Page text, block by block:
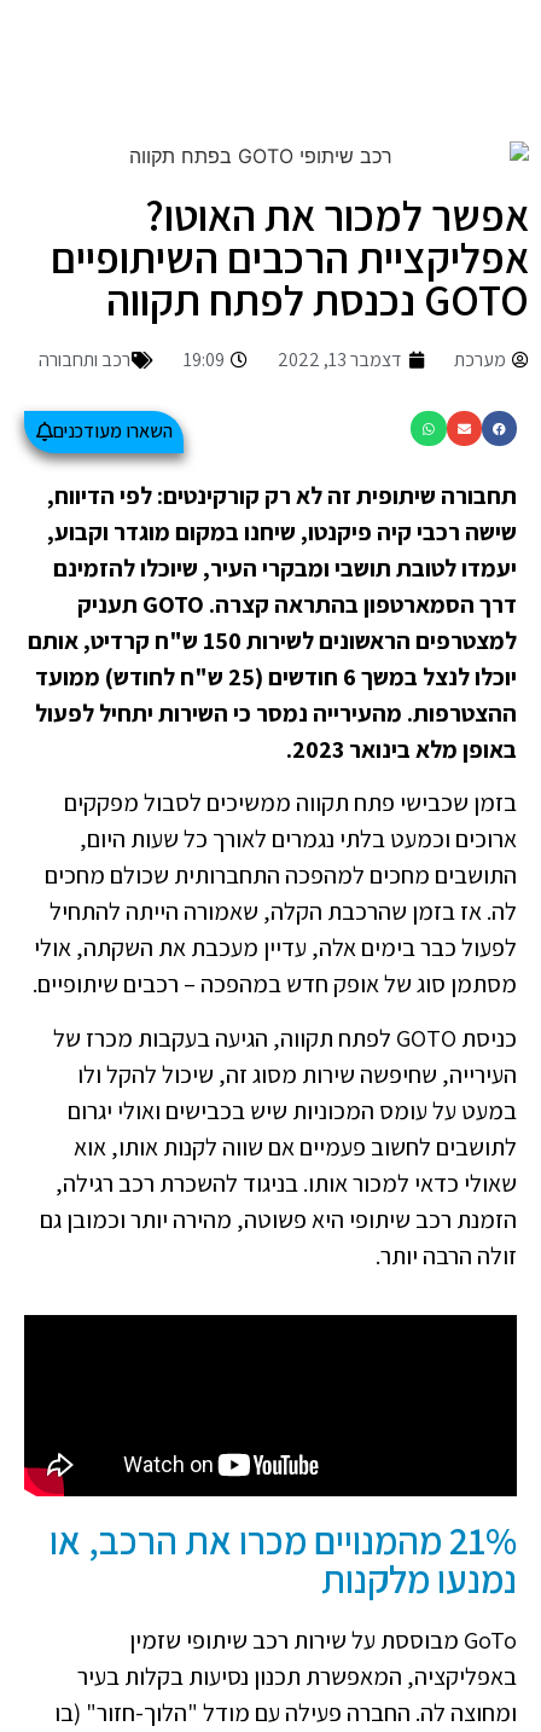
אפשר למכור את האוטו?
אפליקציית הרכבים השיתופיים
GOTO נכנסת לפתח תקווה
מערכת דצמבר 13, 2022 19:09 רכב ותחבורה
השארו מעודכנים
תחבורה שיתופית זה לא רק קורקינטים: לפי הדיווח,
שישה רכבי קיה פיקנטו, שיחנו במקום מוגדר וקבוע,
יעמדו לטובת תושבי ומבקרי העיר, שיוכלו להזמינם
דרך הסמארטפון בהתראה קצרה. GOTO תעניק
למצטרפים הראשונים לשירות 150 ש"ח קרדיט, אותם
יוכלו לנצל במשך 6 חודשים (25 ש"ח לחודש) ממועד
ההצטרפות. מהעירייה נמסר כי השירות יתחיל לפעול
באופן מלא בינואר 2023.
בזמן שכבישי פתח תקווה ממשיכים לסבול מפקקים
ארוכים וכמעט בלתי נגמרים לאורך כל שעות היום,
התושבים מחכים למהפכה התחברותית שכולם מחכים
לה. אז בזמן שהרכבת הקלה, שאמורה הייתה להתחיל
לפעול כבר בימים אלה, עדיין מעכבת את השקתה, אולי
מסתמן סוג של אופק חדש במהפכה – רכבים שיתופיים.
כניסת GOTO לפתח תקווה, הגיעה בעקבות מכרז של
העירייה, שחיפשה שירות מסוג זה, שיכול להקל ולו
במעט על עומס המכוניות שיש בכבישים ואולי יגרום
לתושבים לחשוב פעמיים אם שווה לקנות אותו, אוא
שאולי כדאי למכור אותו. בניגוד להשכרת רכב רגילה,
הזמנת רכב שיתופי היא פשוטה, מהירה יותר וכמובן גם
זולה הרבה יותר.
21% מהמנויים מכרו את הרכב, או
נמנעו מלקנות
GoTo מבוססת על שירות רכב שיתופי שזמין
באפליקציה, המאפשרת תכנון נסיעות בקלות בעיר
ומחוצה לה. החברה פעילה עם מודל "הלוך-חזור" (בו